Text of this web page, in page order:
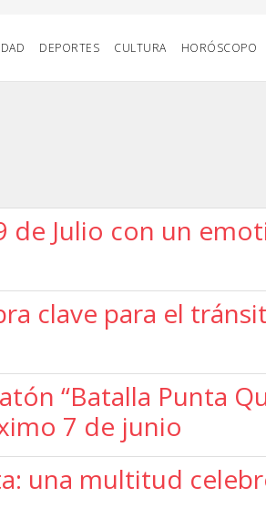
DEPORTES CULTURA HORÓSCOPO
de Julio con un
clave para el
“Batalla Punta
7 de junio
una multitud